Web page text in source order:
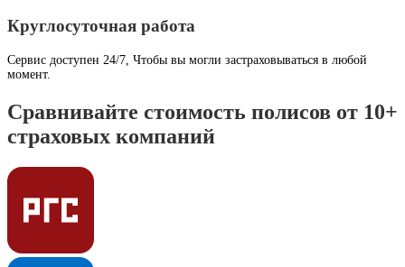
Круглосуточная работа
Сервис доступен 24/7, Чтобы вы могли застраховываться в любой
момент.
Сравнивайте стоимость полисов от 10+
страховых компаний